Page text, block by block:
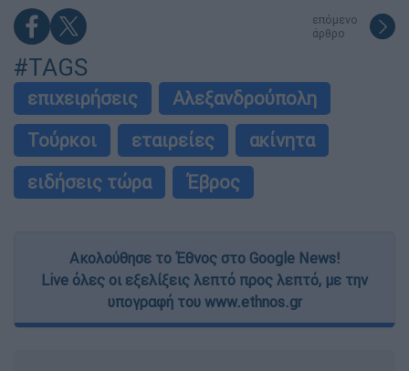
επόμενο
άρθρο
#TAGS
επιχειρήσεις
Αλεξανδρούπολη
Τούρκοι
εταιρείες
ακίνητα
ειδήσεις τώρα
Έβρος
Ακολούθησε το Έθνος στο Google News!
Live όλες οι εξελίξεις λεπτό προς λεπτό, με την
υπογραφή του www.ethnos.gr